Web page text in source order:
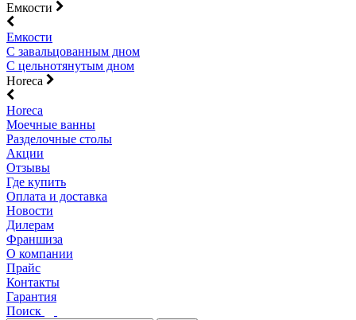
Емкости
Емкости
С завальцованным дном
С цельнотянутым дном
Horeca
Horeca
Моечные ванны
Разделочные столы
Акции
Отзывы
Где купить
Оплата и доставка
Новости
Дилерам
Франшиза
О компании
Прайс
Контакты
Гарантия
Поиск